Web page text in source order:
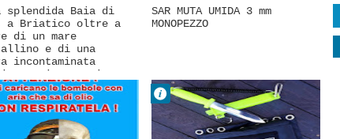
splendida Baia di
a Briatico oltre a
di un mare
e di una
incontaminata
scoprire nuovi
acq...
SAR MUTA UMIDA 3 mm
MONOPEZZO
Dr Fabrizio
Pirrello
14 settembre